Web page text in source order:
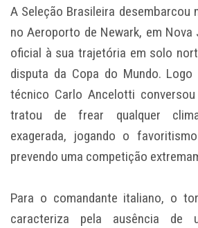
A Seleção Brasileira desembarcou
no Aeroporto de Newark, em Nova
oficial à sua trajetória em solo
disputa da Copa do Mundo.
técnico Carlo Ancelotti
tratou de frear qualquer
exagerada, jogando o
prevendo uma competição
Para o comandante italiano, o
caracteriza pela ausência de